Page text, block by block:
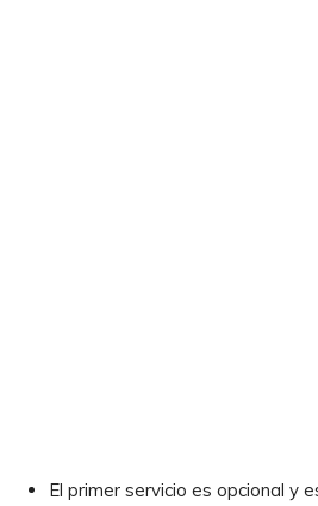
El primer servicio es opcional y